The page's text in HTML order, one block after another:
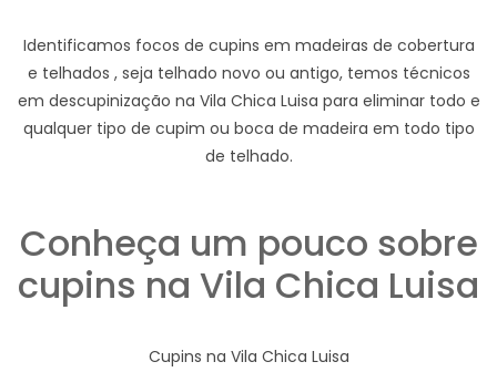
Identificamos focos de cupins em madeiras de cobertura
e telhados , seja telhado novo ou antigo, temos técnicos
em descupinização na Vila Chica Luisa para eliminar todo e
qualquer tipo de cupim ou boca de madeira em todo tipo
de telhado.
Conheça um pouco sobre
cupins na Vila Chica Luisa
Cupins na Vila Chica Luisa